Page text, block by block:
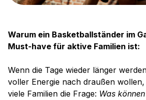
Warum ein Basketballständer im
Must‑have für aktive Familien ist:
Wenn die Tage wieder länger
voller Energie nach draußen
viele Familien die Frage: Was